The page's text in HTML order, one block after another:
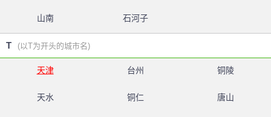
山南 石河子
T (以T为开头的城市名)
天津 台州 铜陵
天水 铜仁 唐山